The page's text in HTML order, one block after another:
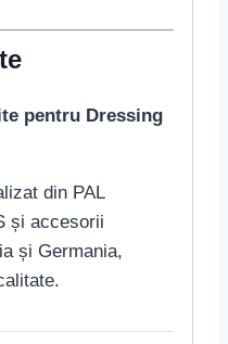
pentru Dressing
din PAL
și accesorii
și Germania,